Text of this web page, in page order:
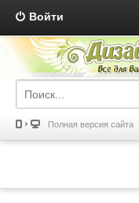
Войти
Полная версия сайта